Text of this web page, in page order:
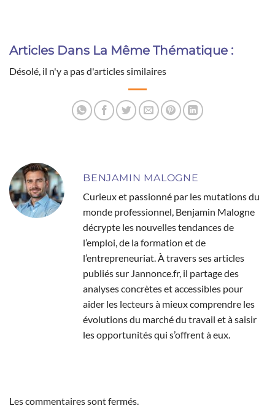
Articles Dans La Même Thématique :
Désolé, il n'y a pas d'articles similaires
BENJAMIN MALOGNE
Curieux et passionné par les mutations du
monde professionnel, Benjamin Malogne
décrypte les nouvelles tendances de
l’emploi, de la formation et de
l’entrepreneuriat. À travers ses articles
publiés sur Jannonce.fr, il partage des
analyses concrètes et accessibles pour
aider les lecteurs à mieux comprendre les
évolutions du marché du travail et à saisir
les opportunités qui s’offrent à eux.
Les commentaires sont fermés.